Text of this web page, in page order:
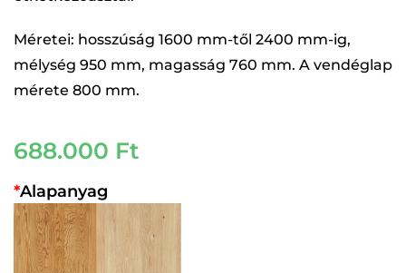
Méretei: hosszúság 1600 mm-től 2400 mm-ig,
mélység 950 mm, magasság 760 mm. A vendéglap
mérete 800 mm.
688.000 Ft
*Alapanyag